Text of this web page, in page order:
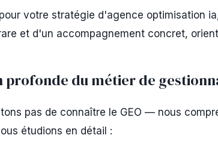
votre stratégie d'agence optimisation
et d'un accompagnement concret,
profonde du métier de
pas de connaître le GEO — nous
étudions en détail :